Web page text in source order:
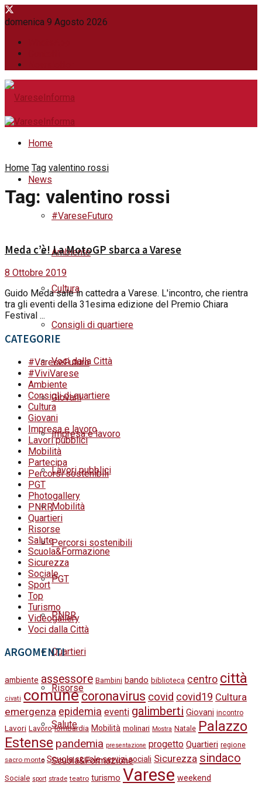
domenica 9 Agosto 2026
Home
News
#VareseFuturo
Ambiente
Cultura
Consigli di quartiere
Voci dalla Città
Giovani
Impresa e lavoro
Lavori pubblici
Mobilità
Percorsi sostenibili
PGT
PNRR
Quartieri
Risorse
Salute
Scuola&Formazione
Home Tag valentino rossi
Tag: valentino rossi
Meda c’è! La MotoGP sbarca a Varese
8 Ottobre 2019
Guido Meda sale in cattedra a Varese. L'incontro, che rientra
tra gli eventi della 31esima edizione del Premio Chiara
Festival ...
CATEGORIE
#VareseFuturo
#ViviVarese
Ambiente
Consigli di quartiere
Cultura
Giovani
Impresa e lavoro
Lavori pubblici
Mobilità
Partecipa
Percorsi sostenibili
PGT
Photogallery
PNRR
Quartieri
Risorse
Salute
Scuola&Formazione
Sicurezza
Sociale
Sport
Top
Turismo
Videogallery
Voci dalla Città
ARGOMENTI
ambiente assessore Bambini bando biblioteca centro città
civati comunecoronavirus covid covid19 Cultura
emergenza epidemia eventi galimberti Giovani incontro
Lavori Lavoro lombardia Mobilità molinari Mostra Natale Palazzo
Estense pandemia presentazione progetto Quartieri regione
sacro monte Scuola scuole servizi sociali Sicurezza sindaco
Sociale sport strade teatro turismo Varese weekend